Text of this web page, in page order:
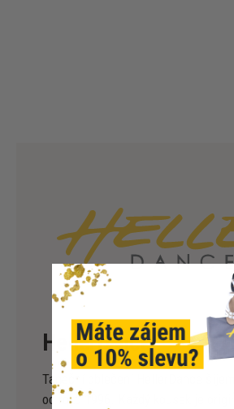
HellerDance
Taneční oblečení HellerDance
od roku 1996. Každý kousek je